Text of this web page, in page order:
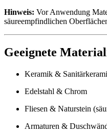
Hinweis: Vor Anwendung
säureempfindlichen
Geeignete
Keramik &
Edelstahl & Chrom
Fliesen & Naturstein
Armaturen &